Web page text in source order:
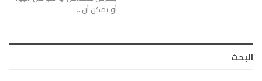
أو يمكن أن…
البحث